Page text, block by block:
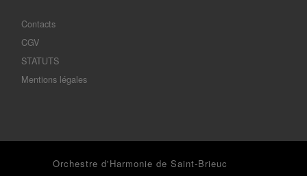
Contacts
CGV
STATUTS
Mentions légales
Orchestre d'Harmonie de Saint-Brieuc